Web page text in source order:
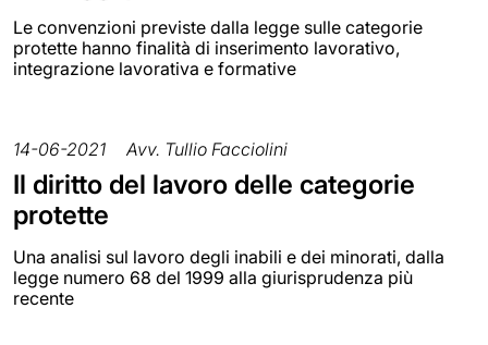
Le convenzioni previste dalla legge sulle categorie
protette hanno finalità di inserimento lavorativo,
integrazione lavorativa e formative
14-06-2021 Avv. Tullio Facciolini
Il diritto del lavoro delle categorie
protette
Una analisi sul lavoro degli inabili e dei minorati, dalla
legge numero 68 del 1999 alla giurisprudenza più
recente